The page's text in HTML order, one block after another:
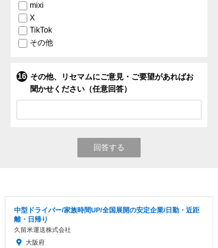
mixi
X
TikTok
その他
その他、リセマムにご意見・ご要望があればお
聞かせください（任意回答）
回答する
中型ドライバー/家族時間UP/全国展開の安定企業/日勤・近距
離・日帰り
久留米運送株式会社
大阪府